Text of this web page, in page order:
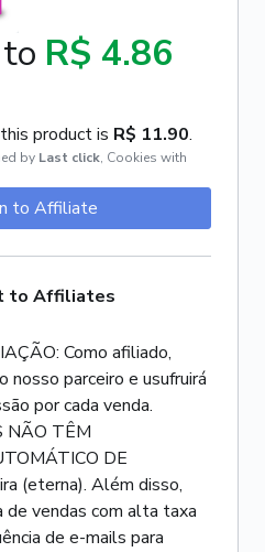
R$ 4.86
product is R$ 11.90.
by Last click, Cookies with
to Affiliate
to Affiliates
Como afiliado,
nosso parceiro e usufruirá
por cada venda.
NÃO TÊM
DE
(eterna). Além disso,
de vendas com alta taxa
de e-mails para